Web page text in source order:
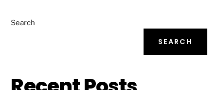
Search
SEARCH